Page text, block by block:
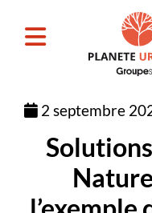
2 septembre